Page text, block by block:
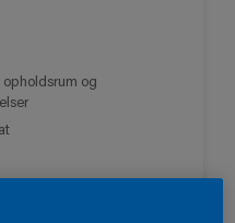
opholdsrum og